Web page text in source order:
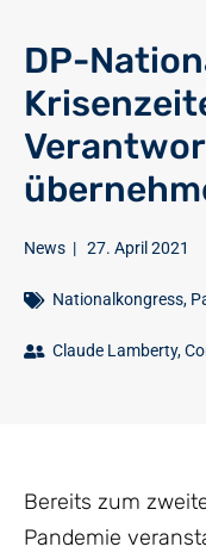
DP-
News | 27. April 2021
Nationalkongress,
Claude Lamberty,
Bereits zum
Pandemie